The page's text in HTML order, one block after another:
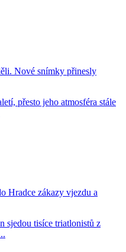
Nové snímky přinesly
přesto jeho atmosféra stále
Hradce zákazy vjezdu a
sjedou tisíce triatlonistů z